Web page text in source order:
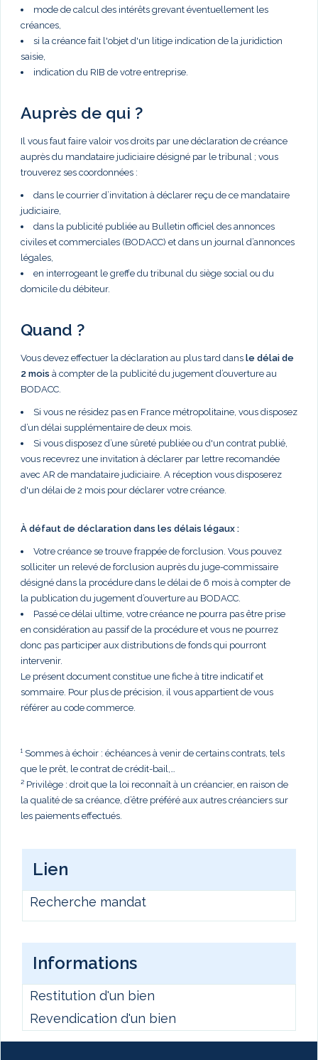
mode de calcul des intérêts grevant éventuellement les
créances,
si la créance fait l'objet d'un litige indication de la juridiction
saisie,
indication du RIB de votre entreprise.
Auprès de qui ?
Il vous faut faire valoir vos droits par une déclaration de créance
auprès du mandataire judiciaire désigné par le tribunal ; vous
trouverez ses coordonnées :
dans le courrier d’invitation à déclarer reçu de ce mandataire
judiciaire,
dans la publicité publiée au Bulletin officiel des annonces
civiles et commerciales (BODACC) et dans un journal d’annonces
légales,
en interrogeant le greffe du tribunal du siège social ou du
domicile du débiteur.
Quand ?
Vous devez effectuer la déclaration au plus tard dans le délai de
2 mois à compter de la publicité du jugement d’ouverture au
BODACC.
Si vous ne résidez pas en France métropolitaine, vous disposez
d’un délai supplémentaire de deux mois.
Si vous disposez d’une sûreté publiée ou d'un contrat publié,
vous recevrez une invitation à déclarer par lettre recomandée
avec AR de mandataire judiciaire. A réception vous disposerez
d'un délai de 2 mois pour déclarer votre créance.
À défaut de déclaration dans les délais légaux :
Votre créance se trouve frappée de forclusion. Vous pouvez
solliciter un relevé de forclusion auprès du juge-commissaire
désigné dans la procédure dans le délai de 6 mois à compter de
la publication du jugement d’ouverture au BODACC.
Passé ce délai ultime, votre créance ne pourra pas être prise
en considération au passif de la procédure et vous ne pourrez
donc pas participer aux distributions de fonds qui pourront
intervenir.
Le présent document constitue une fiche à titre indicatif et
sommaire. Pour plus de précision, il vous appartient de vous
référer au code commerce.
¹ Sommes à échoir : échéances à venir de certains contrats, tels
que le prêt, le contrat de crédit-bail,…
² Privilège : droit que la loi reconnaît à un créancier, en raison de
la qualité de sa créance, d’être préféré aux autres créanciers sur
les paiements effectués.
Lien
Recherche mandat
Informations
Restitution d'un bien
Revendication d'un bien